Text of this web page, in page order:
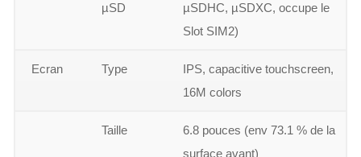
µSD
µSDHC, µSDXC, occupe le
Slot SIM2)
Ecran Type
IPS, capacitive touchscreen,
16M colors
Taille
6.8 pouces (env 73.1 % de la
surface avant)